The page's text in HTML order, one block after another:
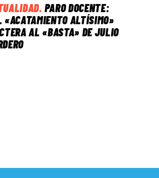
. PARO DOCENTE:
«ACATAMIENTO ALTÍSIMO»
AL «BASTA» DE JULIO